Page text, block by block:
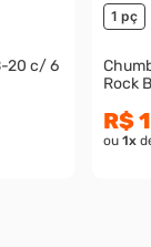
20 c/ 6
1 pç
Rock
R$
ou 1x